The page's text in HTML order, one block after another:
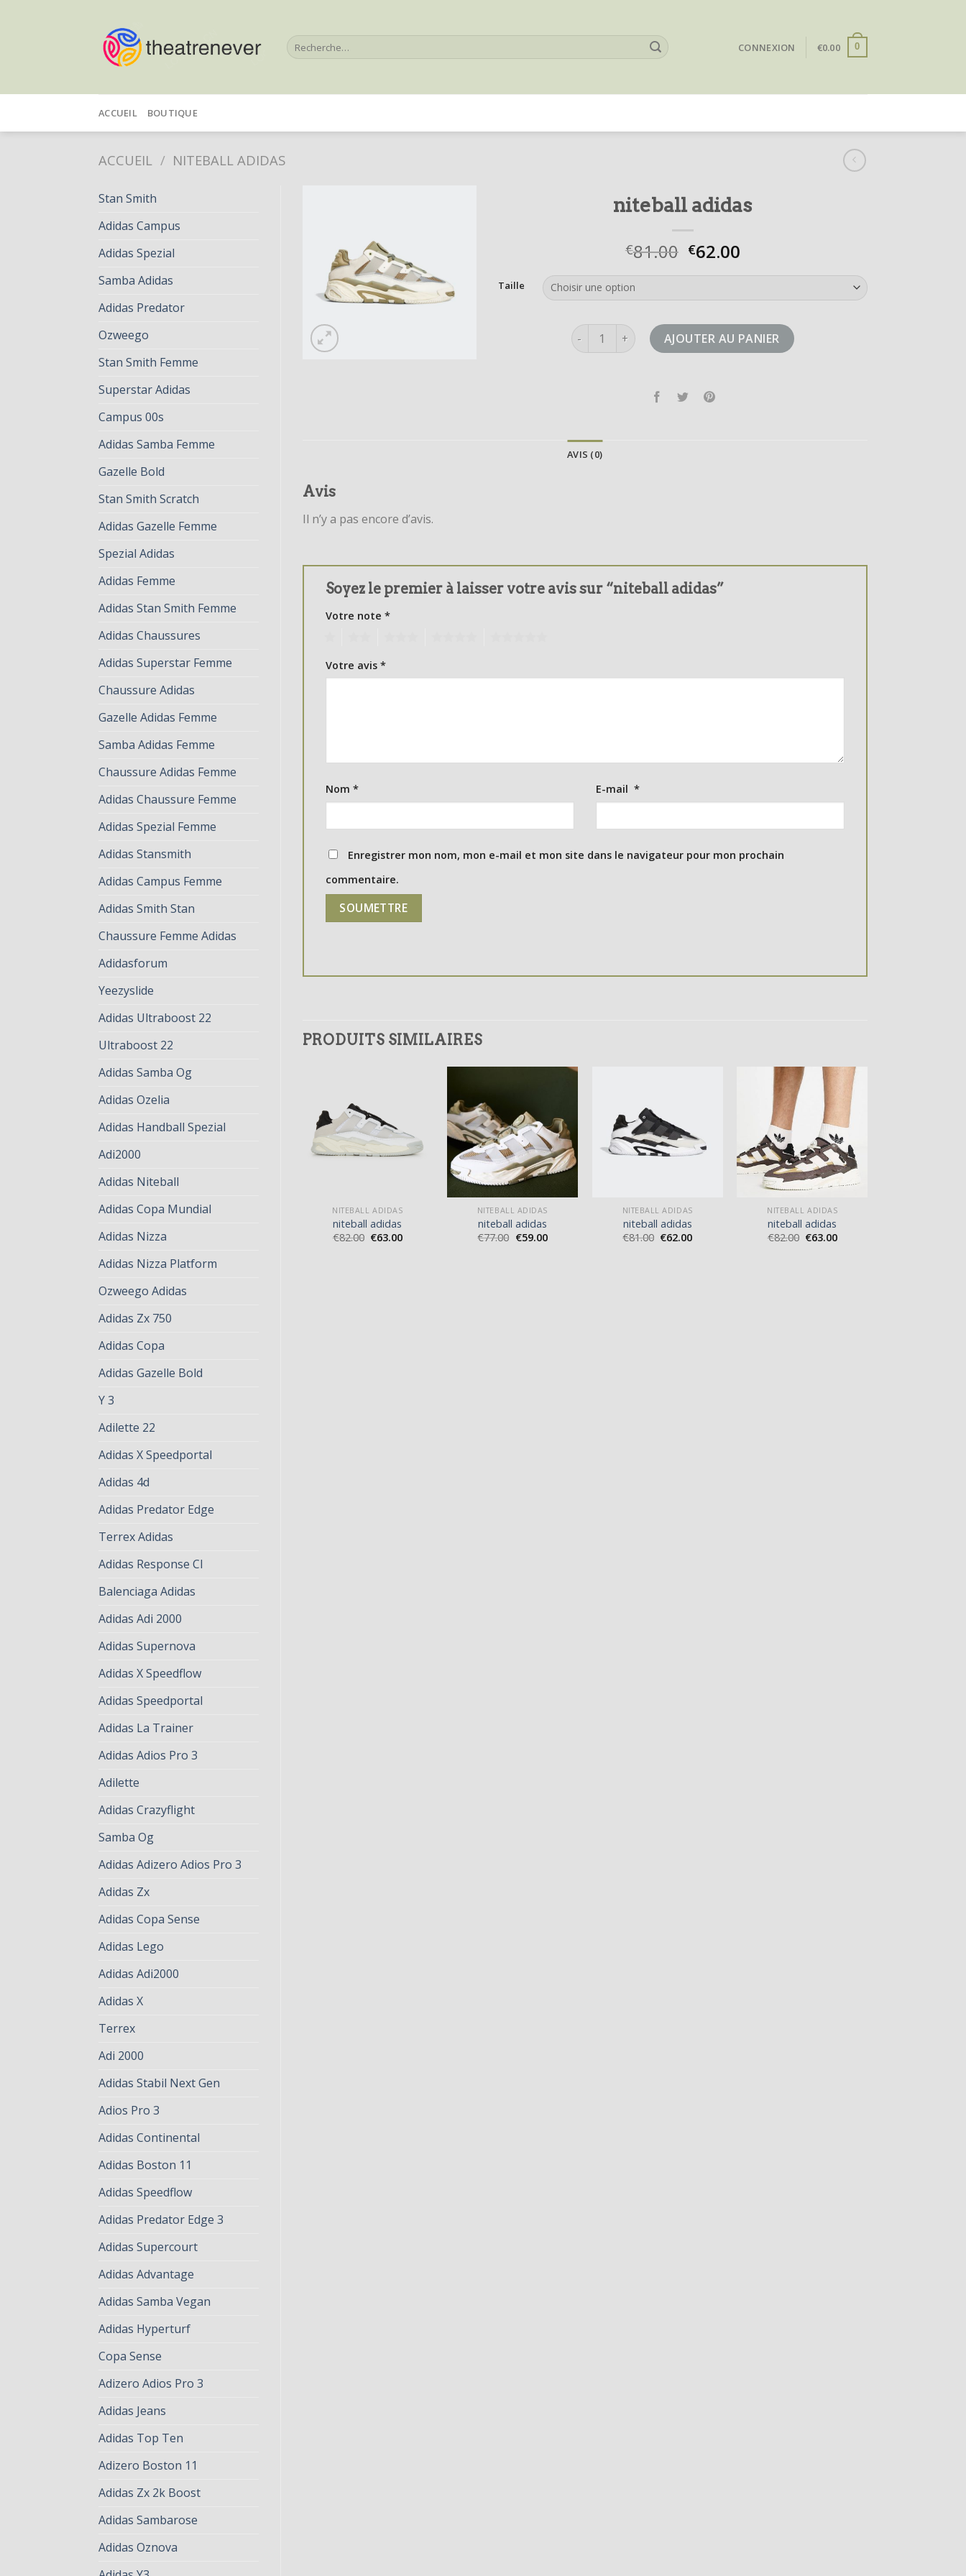
Recherche
pour :
CONNEXION €0.00 0
ACCUEIL BOUTIQUE
ACCUEIL / NITEBALL ADIDAS
Stan Smith
Adidas Campus
Adidas Spezial
Samba Adidas
Adidas Predator
Ozweego
Stan Smith Femme
Superstar Adidas
Campus 00s
Adidas Samba Femme
Gazelle Bold
Stan Smith Scratch
Adidas Gazelle Femme
Spezial Adidas
Adidas Femme
Adidas Stan Smith Femme
Adidas Chaussures
Adidas Superstar Femme
Chaussure Adidas
Gazelle Adidas Femme
Samba Adidas Femme
Chaussure Adidas Femme
Adidas Chaussure Femme
Adidas Spezial Femme
Adidas Stansmith
Adidas Campus Femme
Adidas Smith Stan
Chaussure Femme Adidas
Adidasforum
Yeezyslide
Adidas Ultraboost 22
Ultraboost 22
Adidas Samba Og
Adidas Ozelia
Adidas Handball Spezial
Adi2000
Adidas Niteball
Adidas Copa Mundial
Adidas Nizza
Adidas Nizza Platform
Ozweego Adidas
Adidas Zx 750
Adidas Copa
Adidas Gazelle Bold
Y 3
Adilette 22
Adidas X Speedportal
Adidas 4d
Adidas Predator Edge
Terrex Adidas
Adidas Response Cl
Balenciaga Adidas
Adidas Adi 2000
Adidas Supernova
Adidas X Speedflow
Adidas Speedportal
Adidas La Trainer
Adidas Adios Pro 3
Adilette
Adidas Crazyflight
Samba Og
Adidas Adizero Adios Pro 3
Adidas Zx
Adidas Copa Sense
Adidas Lego
Adidas Adi2000
Adidas X
Terrex
Adi 2000
Adidas Stabil Next Gen
Adios Pro 3
Adidas Continental
Adidas Boston 11
Adidas Speedflow
Adidas Predator Edge 3
Adidas Supercourt
Adidas Advantage
Adidas Samba Vegan
Adidas Hyperturf
Copa Sense
Adizero Adios Pro 3
Adidas Jeans
Adidas Top Ten
Adizero Boston 11
Adidas Zx 2k Boost
Adidas Sambarose
Adidas Oznova
niteball adidas
€81.00 €62.00
Taille
quantité de niteball adidasAJOUTER AU PANIER
AVIS (0)
Avis
Il n’y a pas encore d’avis.
Soyez le premier à laisser votre avis sur “niteball adidas”
Votre note *
Votre avis *
Nom * E-mail *
Enregistrer mon nom, mon e-mail et mon site dans le navigateur pour mon prochain
commentaire.
PRODUITS SIMILAIRES
NITEBALL ADIDAS
niteball adidas
€82.00 €63.00
NITEBALL ADIDAS
niteball adidas
€77.00 €59.00
NITEBALL ADIDAS
niteball adidas
€81.00 €62.00
NITEBALL ADIDAS
niteball adidas
€82.00 €63.00
NITEBALL ADIDAS
58.00
NITEBALL ADIDAS